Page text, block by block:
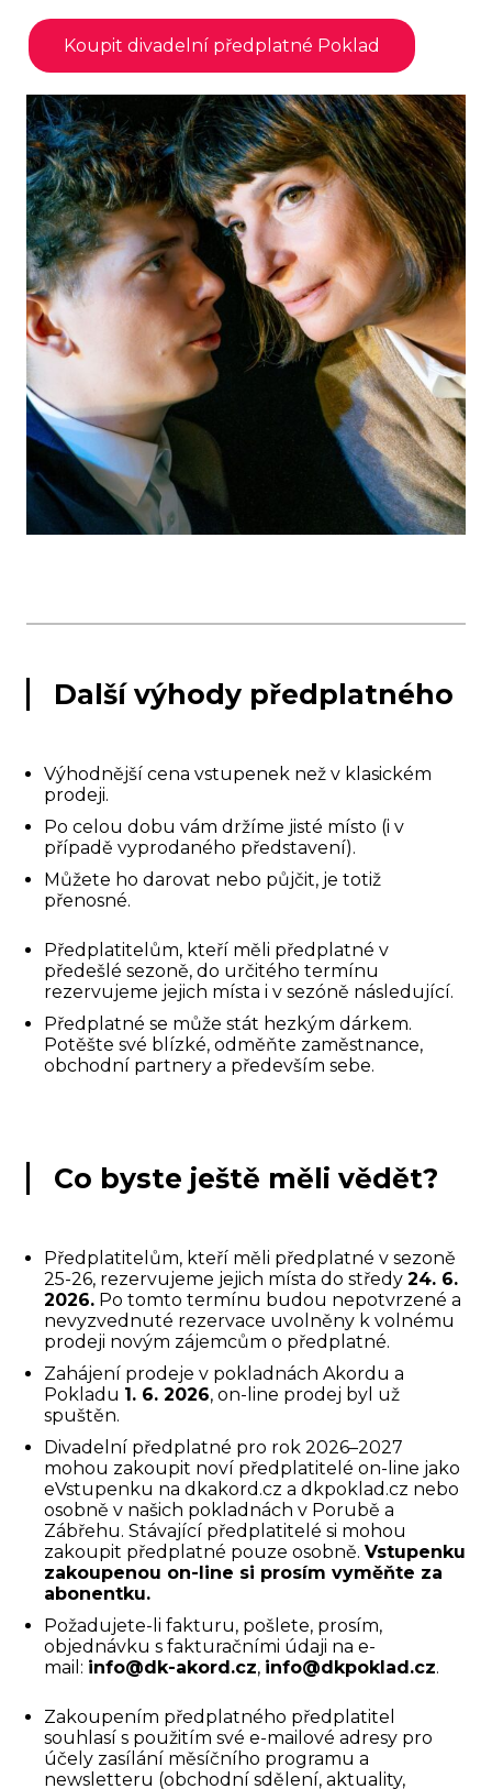
Koupit divadelní předplatné Poklad
Další výhody předplatného
Výhodnější cena vstupenek než v klasickém
prodeji.
Po celou dobu vám držíme jisté místo (i v
případě vyprodaného představení).
Můžete ho darovat nebo půjčit, je totiž
přenosné.
Předplatitelům, kteří měli předplatné v
předešlé sezoně, do určitého termínu
rezervujeme jejich místa i v sezóně následující.
Předplatné se může stát hezkým dárkem.
Potěšte své blízké, odměňte zaměstnance,
obchodní partnery a především sebe.
Co byste ještě měli vědět?
Předplatitelům, kteří měli předplatné v sezoně
25-26, rezervujeme jejich místa do středy 24. 6.
2026. Po tomto termínu budou nepotvrzené a
nevyzvednuté rezervace uvolněny k volnému
prodeji novým zájemcům o předplatné.
Zahájení prodeje v pokladnách Akordu a
Pokladu 1. 6. 2026, on-line prodej byl už
spuštěn.
Divadelní předplatné pro rok 2026–2027
mohou zakoupit noví předplatitelé on-line jako
eVstupenku na dkakord.cz a dkpoklad.cz nebo
osobně v našich pokladnách v Porubě a
Zábřehu. Stávající předplatitelé si mohou
zakoupit předplatné pouze osobně. Vstupenku
zakoupenou on-line si prosím vyměňte za
abonentku.
Požadujete-li fakturu, pošlete, prosím,
objednávku s fakturačními údaji na e-
mail: info@dk-akord.cz, info@dkpoklad.cz.
Zakoupením předplatného předplatitel
souhlasí s použitím své e-mailové adresy pro
účely zasílání měsíčního programu a
newsletteru (obchodní sdělení, aktuality,